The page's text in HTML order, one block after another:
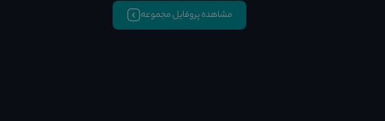
مشاهده پروفایل مجموعه